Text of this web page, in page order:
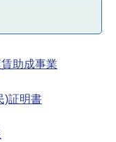
助成事業
)証明書